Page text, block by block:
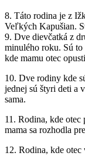
8. Táto rodina je z
Veľkých Kapušian.
9. Dve dievčatká z
minulého roku. Sú
kde mamu otec
10. Dve rodiny kde
jednej sú štyri deti a
sama.
11. Rodina, kde otec
mama sa rozhodla
12. Rodina, kde otec